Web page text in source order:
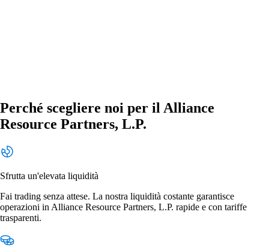
Perché scegliere noi per il Alliance
Resource Partners, L.P.
Sfrutta un'elevata liquidità
Fai trading senza attese. La nostra liquidità costante garantisce
operazioni in Alliance Resource Partners, L.P. rapide e con tariffe
trasparenti.